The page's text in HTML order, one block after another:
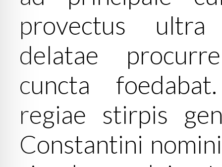
provectus
delatae
cuncta
regiae stirpis
Constantini